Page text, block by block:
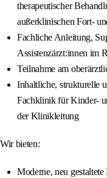
therapeutischer
außerklinischen Fort-
Fachliche Anleitung,
Assistenzärzt:innen im
Teilnahme am
Inhaltliche, strukturelle
Fachklinik für Kinder-
der Klinikleitung
Wir bieten:
Moderne, neu